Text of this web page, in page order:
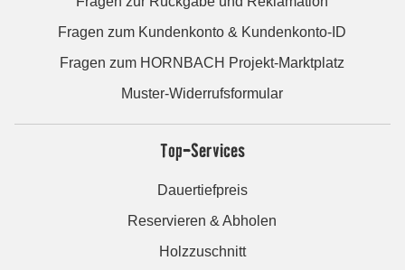
Fragen zum Kundenkonto & Kundenkonto-ID
Fragen zum HORNBACH Projekt-Marktplatz
Muster-Widerrufsformular
Top-Services
Dauertiefpreis
Reservieren & Abholen
Holzzuschnitt